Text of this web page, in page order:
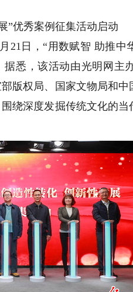
优秀案例征集活动启动
21日，“用数赋智 助推中
悉，该活动由光明网主
版权局、国家文物局和中
绕深度发掘传统文化的